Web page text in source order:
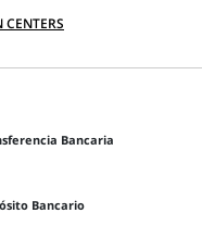
Bancaria
Bancario